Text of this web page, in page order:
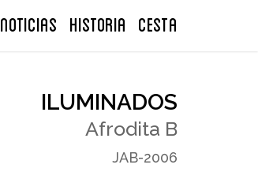
CESTA
NOTICIAS Historia
ILUMINADOS
Afrodita B
JAB-2006